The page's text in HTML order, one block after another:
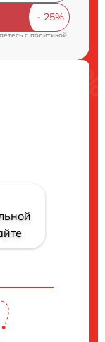
cполитикой